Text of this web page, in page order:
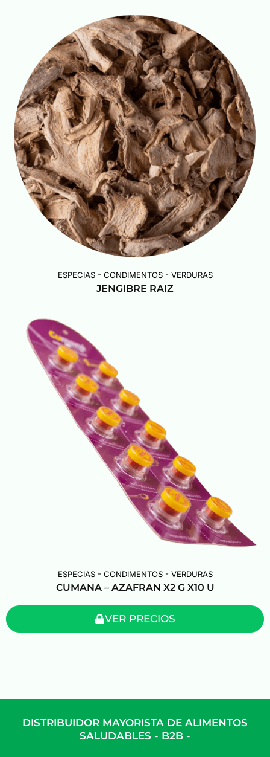
ESPECIAS - CONDIMENTOS - VERDURAS
JENGIBRE RAIZ
ESPECIAS - CONDIMENTOS - VERDURAS
CUMANA – AZAFRAN X2 G X10 U
VER PRECIOS
DISTRIBUIDOR MAYORISTA DE ALIMENTOS
SALUDABLES - B2B -